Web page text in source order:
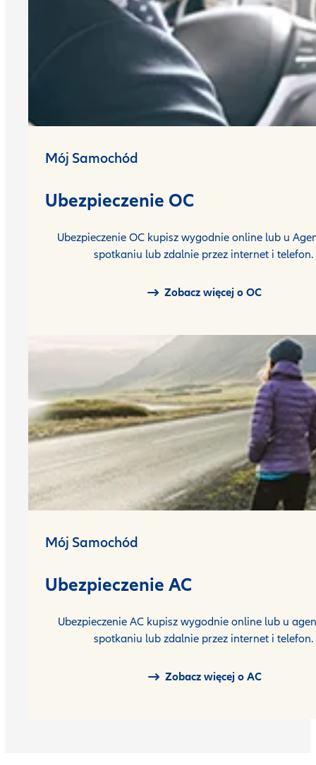
Mój Samochód
Ubezpieczenie OC
Ubezpieczenie OC kupisz wygodnie online lub u
spotkaniu lub zdalnie przez internet i telefon.
Zobacz więcej o OC
Mój Samochód
Ubezpieczenie AC
Ubezpieczenie AC kupisz wygodnie online lub u
spotkaniu lub zdalnie przez internet i telefon.
Zobacz więcej o AC